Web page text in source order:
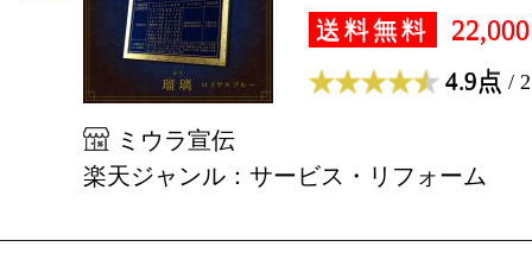
送料無料
4.9点 /
ミウラ宣伝
楽天ジャンル：サービス・リフォーム